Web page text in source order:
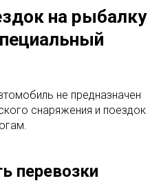
на рыбалку
не предназначен
снаряжения и поездок
перевозки